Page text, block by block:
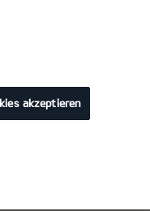
Kontakt
akzeptieren